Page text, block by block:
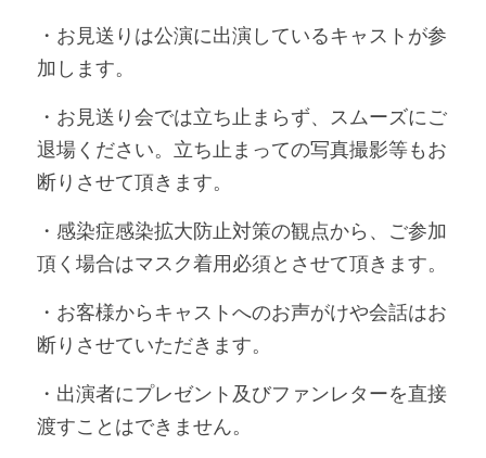
・お見送りは公演に出演しているキャストが参
加します。
・お見送り会では立ち止まらず、スムーズにご
退場ください。立ち止まっての写真撮影等もお
断りさせて頂きます。
・感染症感染拡大防止対策の観点から、ご参加
頂く場合はマスク着用必須とさせて頂きます。
・お客様からキャストへのお声がけや会話はお
断りさせていただきます。
・出演者にプレゼント及びファンレターを直接
渡すことはできません。